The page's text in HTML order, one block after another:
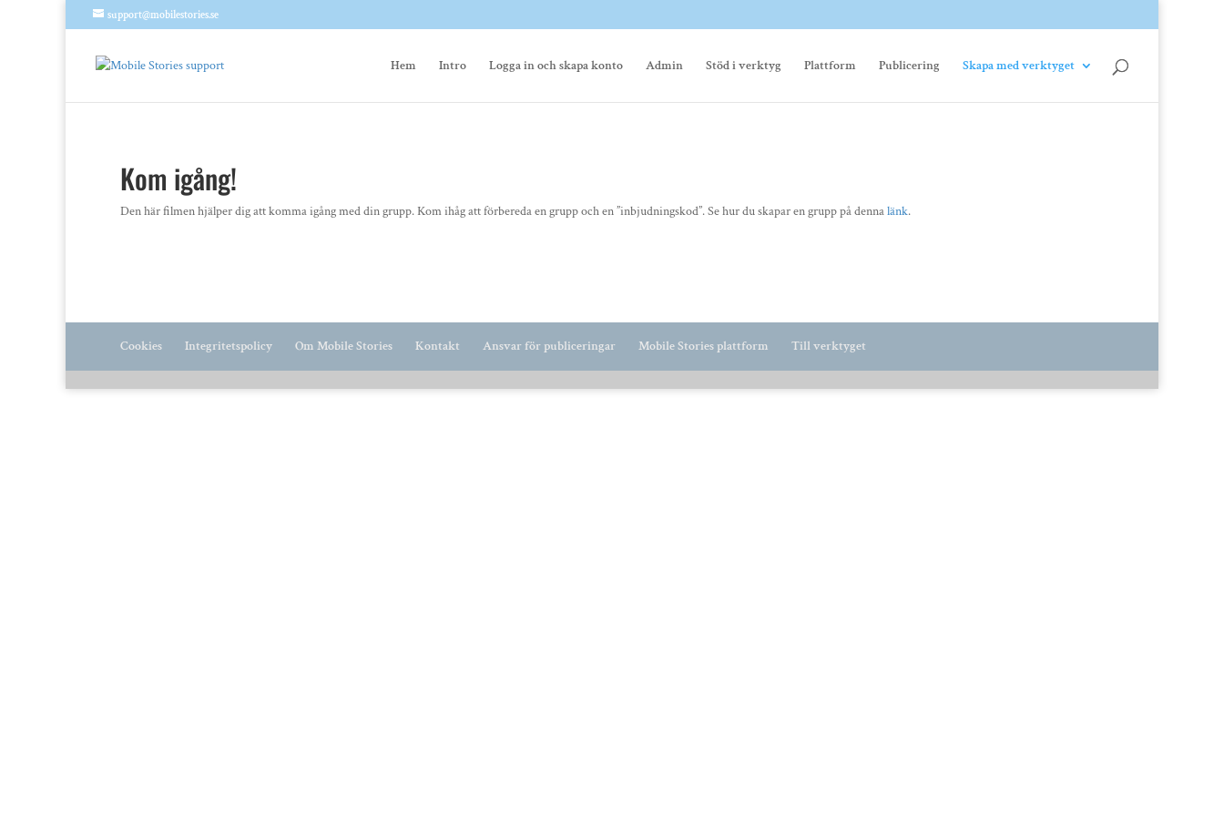
support@mobilestories.se
Hem Intro Logga in och skapa konto Admin Stöd i verktyg Plattform Publicering Skapa med verktyget
Kom igång!
Den här filmen hjälper dig att komma igång med din grupp. Kom ihåg att förbereda en grupp och en ”inbjudningskod”. Se hur du skapar en grupp på dennalänk.
Cookies Integritetspolicy Om Mobile Stories Kontakt Ansvar för publiceringar Mobile Stories plattform Till verktyget